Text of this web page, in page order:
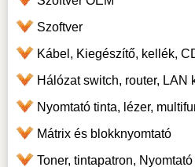
Szoftver
Kábel, Kiegészítő, kellék,
Hálózat switch, router, LAN
Nyomtató tinta, lézer,
Mátrix és blokknyomtató
Toner, tintapatron,